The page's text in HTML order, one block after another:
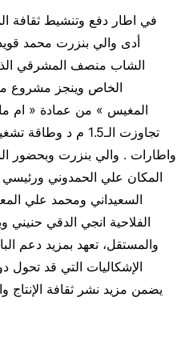
في اطار دفع وتنشيط ثقافة
أدى والي بنزرت محمد
الشاب منصف المشرقي
الخاص وينجز مشروع
المغيس » من عمادة « ام
واطارات . والي بنزرت وبحضور
المكان علي الحمدوني ورئيسي
السعيداني ومحمد علي
الفلاحية انجي الدقي حنيني
والمستقل، تعهد بمزيد دعم
الإشكاليات التي قد تحول
يضمن مزيد نشر ثقافة الإنتاج